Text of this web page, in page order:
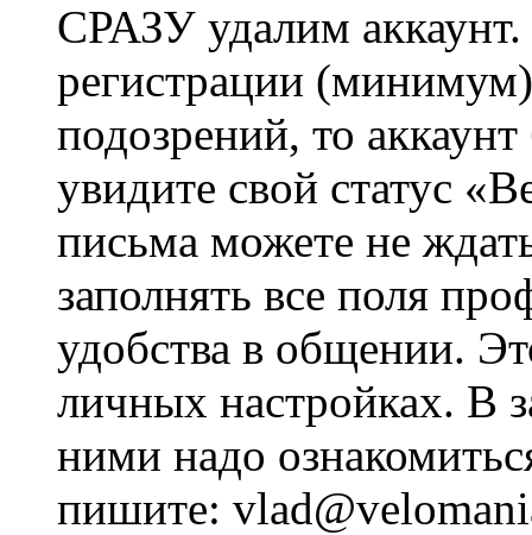
СРАЗУ удалим
регистрации
подозрений, то
увидите свой статус
письма можете не
заполнять все поля
удобства в общении.
личных настройках. В
ними надо
пишите: